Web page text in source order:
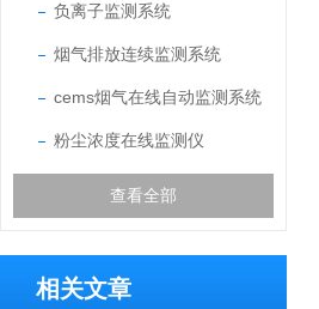
负离子监测系统
烟气排放连续监测系统
cems烟气在线自动监测系统
粉尘浓度在线监测仪
查看全部
相关文章